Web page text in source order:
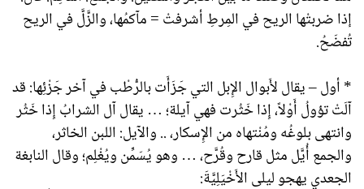
إذا ضربتْها الريح في المِرطِ أشرفتْ = مآكمُها، والزَّلَّ في الريح
تُفضَحُ.
* أول – يقال لأَبوال الإِبل التي جَزَأَت بالرُّطْب في آخر جَزْئِها: قد
آلَتْ تؤولُ أَوْلاً، إِذا خَثُرت فهي آيلة؛ … يقال آل الشرابُ إِذا خَثُر
وانتهى بلوغُه ومُنْتهاه من الإِسكار، .. والآيل: اللبن الخاثر،
والجمع أُيَّل مثل قارح وقُرَّح، … وهو يُسَمِّن ويُغْلِم؛ وقال النابغة
الجعدي يهجو ليلى الأَخْيَلِيَّةَ: